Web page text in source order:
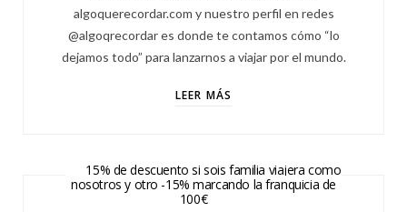
algoquerecordar.com y nuestro perfil en redes
@algoqrecordar es donde te contamos cómo “lo
dejamos todo” para lanzarnos a viajar por el mundo.
LEER MÁS
15% de descuento si sois familia viajera como
nosotros y otro -15% marcando la franquicia de
100€